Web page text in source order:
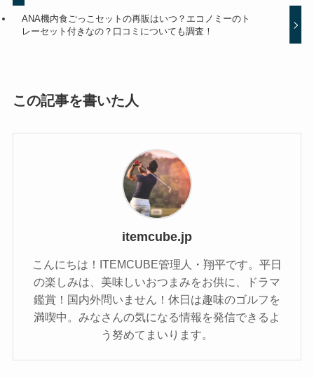
ANA機内食ごっこセットの再販はいつ？エコノミーのト
レーセット付きなの？口コミについても調査！
この記事を書いた人
itemcube.jp
こんにちは！ITEMCUBE管理人・翔平です。平日
の楽しみは、美味しいおつまみをお供に、ドラマ
鑑賞！国内外問いません！休日は趣味のゴルフを
満喫中。みなさんの気になる情報を発信できるよ
う努めてまいります。